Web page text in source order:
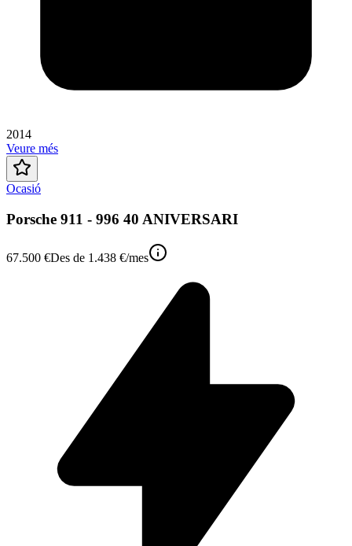
2014
Veure més
Ocasió
Porsche 911 - 996 40 ANIVERSARI
67.500 €Des de 1.438 €/mes